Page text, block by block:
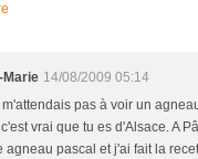
Marie 14/08/2009 05:14
pas à voir un
vrai que tu es d'Alsace. A
agneau pascal et j'ai fait la